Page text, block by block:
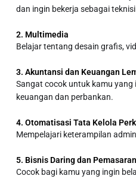
dan ingin bekerja sebagai
2. Multimedia
Belajar tentang desain grafis,
3. Akuntansi dan Keuangan
Sangat cocok untuk kamu yang
keuangan dan perbankan.
4. Otomatisasi Tata Kelola
Mempelajari keterampilan
5. Bisnis Daring dan Pemasaran
Cocok bagi kamu yang ingin